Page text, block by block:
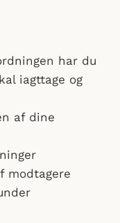
har du
iagttage og
af dine
modtagere